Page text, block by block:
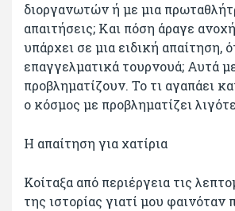
διοργανωτών ή με μια
απαιτήσεις; Και πόση άραγε
υπάρχει σε μια ειδική απαίτηση,
επαγγελματικά τουρνουά; Αυτά
προβληματίζουν. Το τι αγαπάει
ο κόσμος με προβληματίζει
Η απαίτηση για χατίρια
Κοίταξα από περιέργεια τις
της ιστορίας γιατί μου φαινόταν